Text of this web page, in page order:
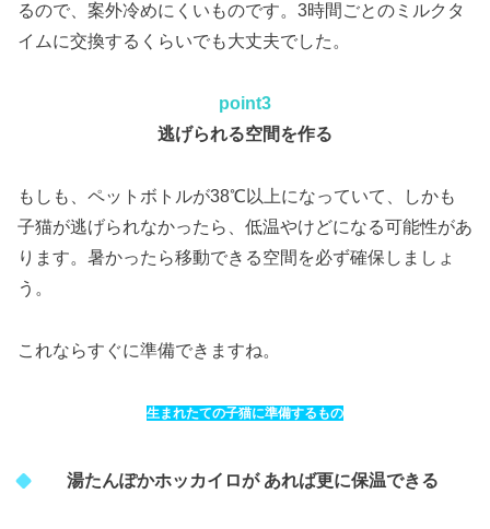
るので、案外冷めにくいものです。3時間ごとのミルクタ
イムに交換するくらいでも大丈夫でした。
point3
逃げられる空間を作る
もしも、ペットボトルが38℃以上になっていて、しかも
子猫が逃げられなかったら、低温やけどになる可能性があ
ります。暑かったら移動できる空間を必ず確保しましょ
う。
これならすぐに準備できますね。
生まれたての子猫に準備するもの
湯たんぽかホッカイロが あれば更に保温できる